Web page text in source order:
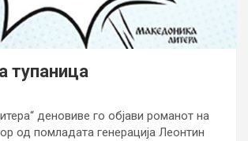
тупаница
деновиве го објави романот на
од помладата генерација Леонтин